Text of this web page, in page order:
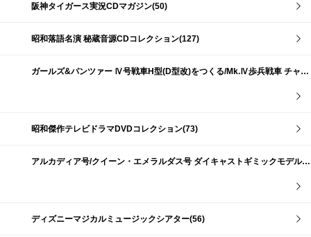
阪神タイガース実況CDマガジン(50)
昭和落語名演 秘蔵音源CDコレクション(127)
ガールズ&パンツァー Ⅳ号戦車H型(D型改)をつくる/Mk.Ⅳ歩兵戦車 チャーチルMk.Ⅶをつくる(191)
昭和傑作テレビドラマDVDコレクション(73)
アルカディア号/クイーン・エメラルダス号 ダイキャストギミックモデルをつくる(159)
ディズニーマジカルミュージックシアター(56)